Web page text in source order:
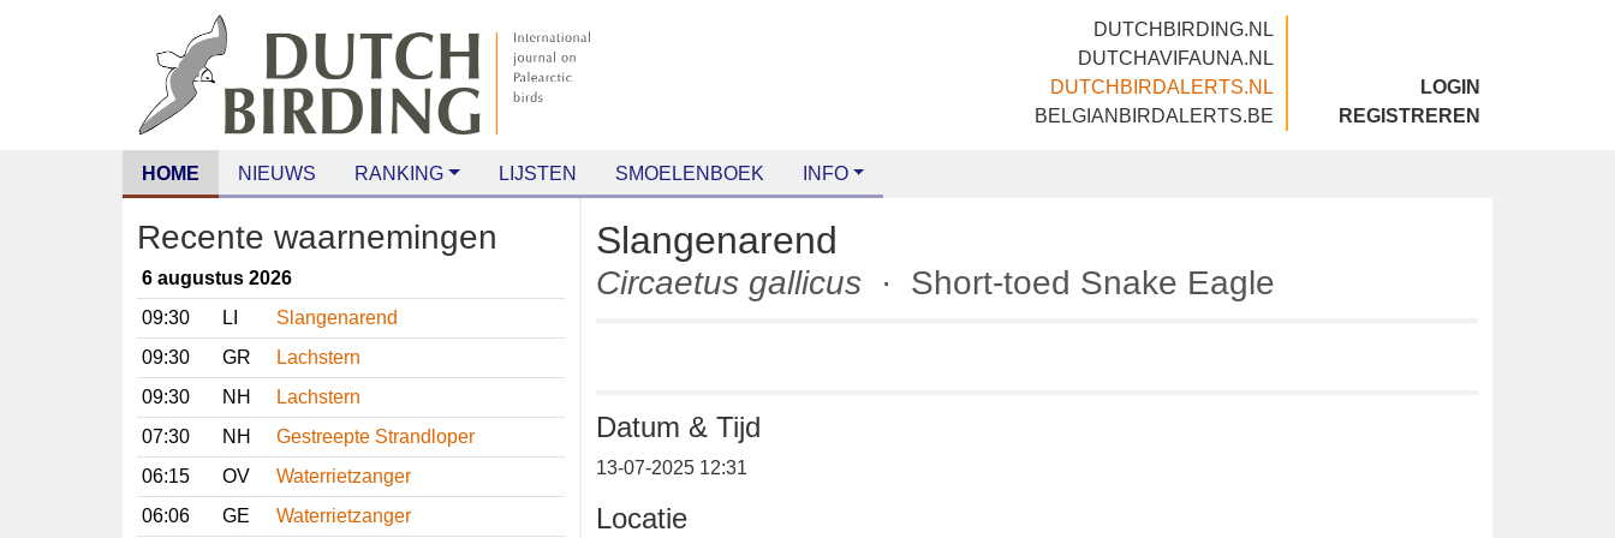
DUTCHBIRDING.NL
DUTCHAVIFAUNA.NL
DUTCHBIRDALERTS.NL
BELGIANBIRDALERTS.BE
LOGIN
REGISTREREN
HOME NIEUWS RANKING LIJSTEN SMOELENBOEK INFO
Recente waarnemingen
6 augustus 2026
09:30
LI
Slangenarend
09:30
GR
Lachstern
09:30
NH
Lachstern
07:30
NH
Gestreepte Strandloper
06:15
OV
Waterrietzanger
06:06
GE Waterrietzanger
Slangenarend
Circaetus gallicus · Short-toed Snake Eagle
Datum & Tijd
13-07-2025 12:31
Locatie